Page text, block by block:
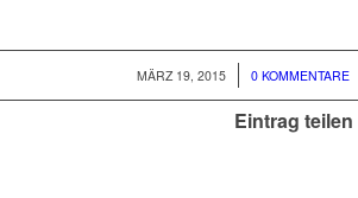
MÄRZ 19, 2015
/ 0 KOMMENTARE
/
Eintrag teilen